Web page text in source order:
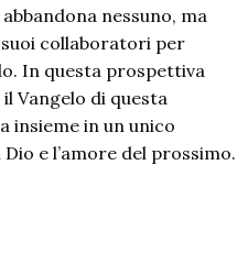
abbandona nessuno, ma
collaboratori per
In questa prospettiva
il Vangelo di questa
insieme in un unico
e l’amore del prossimo.